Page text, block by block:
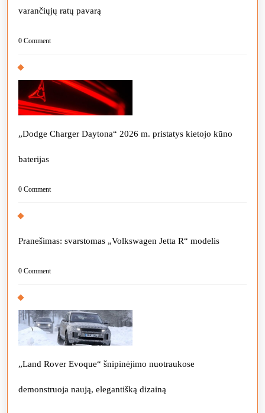
varančiųjų ratų pavarą
0 Comment
„Dodge Charger Daytona“ 2026 m. pristatys kietojo kūno
baterijas
0 Comment
Pranešimas: svarstomas „Volkswagen Jetta R“ modelis
0 Comment
„Land Rover Evoque“ šnipinėjimo nuotraukose
demonstruoja naują, elegantišką dizainą